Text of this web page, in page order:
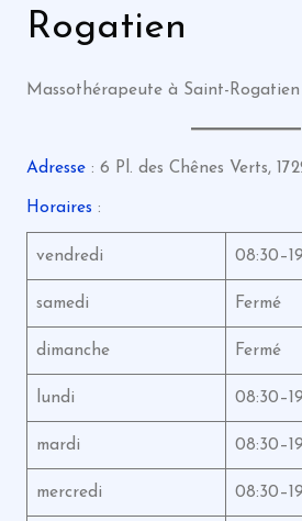
Rogatien
Massothérapeute à Saint-Rogatien
Adresse: 6 Pl. des Chênes Verts,
Horaires :
vendredi
samedi Fermé
dimanche Fermé
lundi
mardi
mercredi